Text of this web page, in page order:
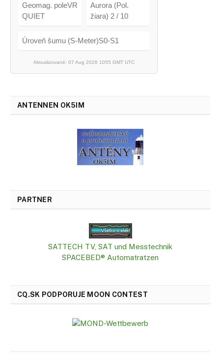
Geomag. poleVR
QUIET
Aurora (Pol.
žiara) 2 / 10
Úroveň šumu (S-Meter)S0-S1
Aktualizované: 07 Aug 2026 1055 GMT UTC
ANTENNEN OK5IM
PARTNER
SATTECH TV, SAT und Messtechnik
SPACEBED® Automatratzen
CQ.SK PODPORUJE MOON CONTEST